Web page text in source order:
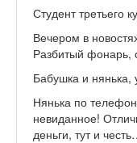
Студент третьего
Вечером в
Разбитый фонарь,
Бабушка и
Нянька по
невиданное!
деньги, тут и